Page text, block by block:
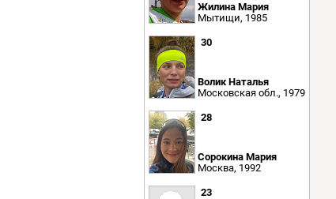
Жилина Мария
Мытищи, 1985
30
Волик Наталья
Московская обл., 1979
28
Сорокина Мария
Москва, 1992
23